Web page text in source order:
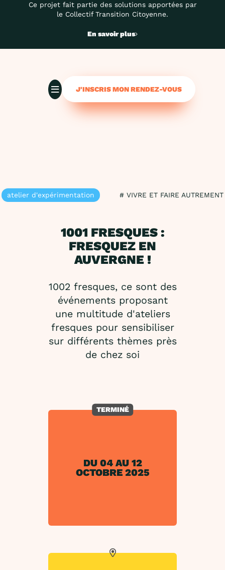
Ce projet fait partie des solutions apportées par
le Collectif Transition Citoyenne.
En savoir plus
J'INSCRIS MON RENDEZ-VOUS
atelier d'expérimentation # VIVRE ET FAIRE AUTREMENT
1001 FRESQUES :
FRESQUEZ EN
AUVERGNE !
1002 fresques, ce sont des
événements proposant
une multitude d'ateliers
fresques pour sensibiliser
sur différents thèmes près
de chez soi
TERMINÉ
DU 04 AU 12
OCTOBRE 2025